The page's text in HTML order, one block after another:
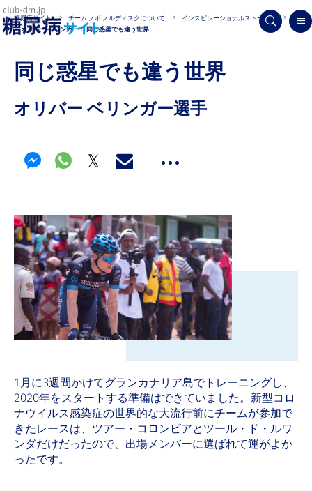
糖尿病サイト チーム ノボ ノルディスクについて
インスピレーショナルストーリー
オリバー ベリンガー： 同じ惑星でも違う世界
同じ惑星でも違う世界
オリバー ベリンガー選手
1月に3週間かけてグランカナリア島でトレーニングし、
2020年をスタートする準備はできていました。新型コロ
ナウイルス感染症の世界的な大流行前にチームが参加で
きたレースは、ツアー・コロンビアとツール・ド・ルワ
ンダだけだったので、出場メンバーに選ばれて運がよか
ったです。